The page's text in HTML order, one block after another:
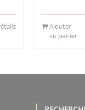
Ajouter
au panier